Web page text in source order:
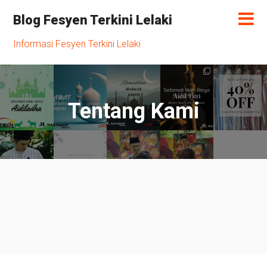
Blog Fesyen Terkini Lelaki
Informasi Fesyen Terkini Lelaki
Tentang Kami